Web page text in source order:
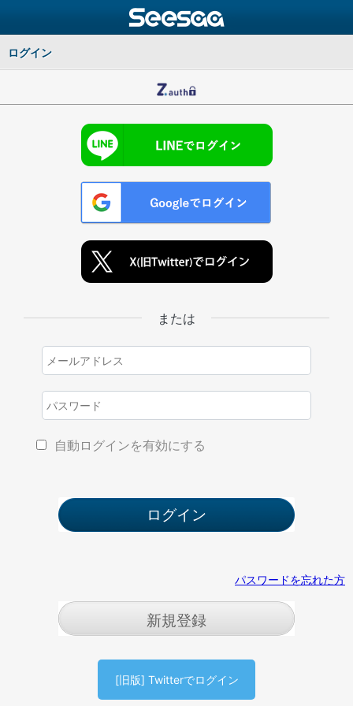
ログイン
または
自動ログインを有効にする
パスワードを忘れた方
新規登録
[旧版] Twitterでログイン